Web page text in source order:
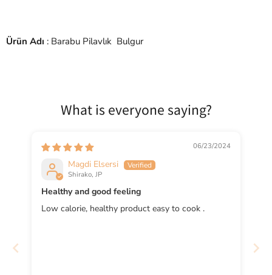
Ürün Adı : Barabu Pilavlık Bulgur
What is everyone saying?
06/23/2024
Magdi Elsersi
Shirako, JP
Healthy and good feeling
Low calorie, healthy product easy to cook .